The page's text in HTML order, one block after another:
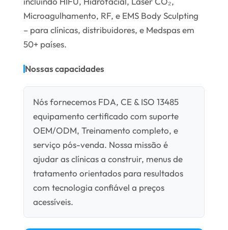
Microagulhamento, RF, e EMS Body Sculpting
– para clínicas, distribuidores, e Medspas em
50+ países.
Nossas capacidades
Nós fornecemos FDA, CE & ISO 13485
equipamento certificado com suporte
OEM/ODM, Treinamento completo, e
serviço pós-venda. Nossa missão é
ajudar as clínicas a construir, menus de
tratamento orientados para resultados
com tecnologia confiável a preços
acessíveis.